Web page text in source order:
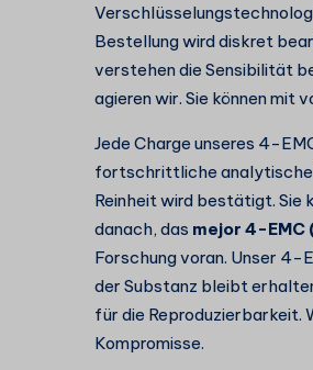
Bestellung wird diskret
verstehen die Sensibilität
agieren wir. Sie können mit
Jede Charge unseres 4-
fortschrittliche analytische
Reinheit wird bestätigt. Sie
danach, das mejor 4-
Forschung voran. Unser 4-
der Substanz bleibt
für die Reproduzierbarkeit.
Kompromisse.